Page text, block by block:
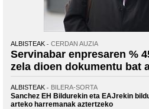
ALBISTEAK CERDAN AUZIA
Servinabar enpresaren %
zela dioen dokumentu bat
ALBISTEAK BILERA-SORTA
Sanchez EH Bildurekin eta EAJrekin
arteko harremanak aztertzeko